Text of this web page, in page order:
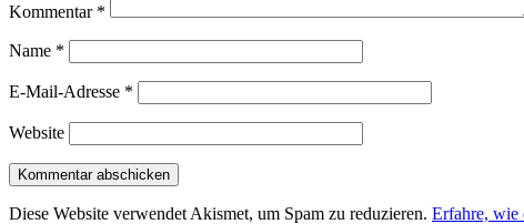
Kommentar *
Name *
E-Mail-Adresse *
Website
Diese Website verwendet Akismet, um Spam zu reduzieren. Erfahre, wie